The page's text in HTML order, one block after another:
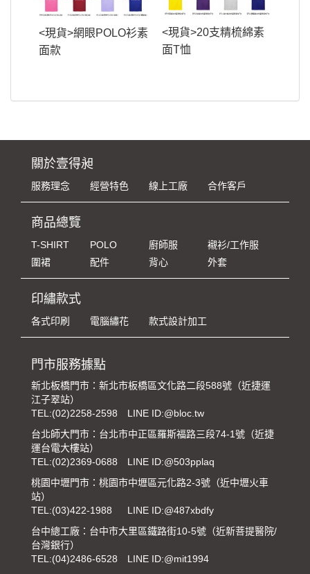
<現貨>網眼POLO衫素
面款
<現貨>20支精梳綿素
面T恤
關於壹得昶
服務理念 經營特色 線上工廠 合作客戶
商品總覽
T-SHIRT POLO 廚師服
襯衫/工作服
圍裙
配件 背心 外套
印繡款式
各式印刷 電腦繡花 款式設計加工
門市服務據點
新北板橋門市：新北市板橋區文化路二段588號（近捷運
江子翠站）
TEL:(02)2258-2598
LINE ID:@bloc.tw
台北師大門市：台北市中正區羅斯福路三段74-1號（近捷
運台電大樓站）
TEL:(02)2369-0688
LINE ID:@503pplaq
桃園中壢門市：桃園市中壢區元化路2-3號（近中壢火車
站）
TEL:(03)422-1988
LINE ID:@487xbdfy
台中總工廠：台中市大里區鐵路街10-5號（近新菩提醫院/
台灣銀行）
TEL:(04)2486-6528
LINE ID:@mit1994